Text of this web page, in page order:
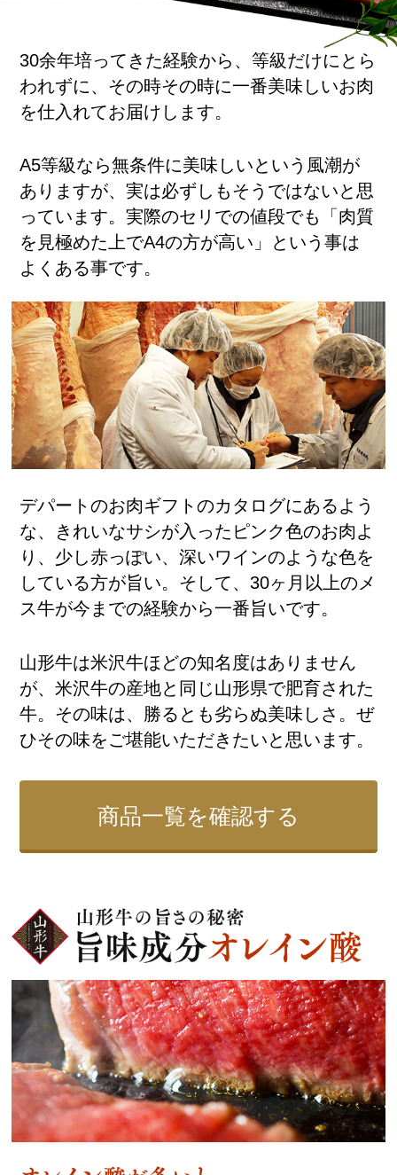
30余年培ってきた経験から、等級だけにとら
われずに、その時その時に一番美味しいお肉
を仕入れてお届けします。
A5等級なら無条件に美味しいという風潮が
ありますが、実は必ずしもそうではないと思
っています。実際のセリでの値段でも「肉質
を見極めた上でA4の方が高い」という事は
よくある事です。
デパートのお肉ギフトのカタログにあるよう
な、きれいなサシが入ったピンク色のお肉よ
り、少し赤っぽい、深いワインのような色を
している方が旨い。そして、30ヶ月以上のメ
ス牛が今までの経験から一番旨いです。
山形牛は米沢牛ほどの知名度はありません
が、米沢牛の産地と同じ山形県で肥育された
牛。その味は、勝るとも劣らぬ美味しさ。ぜ
ひその味をご堪能いただきたいと思います。
商品一覧を確認する